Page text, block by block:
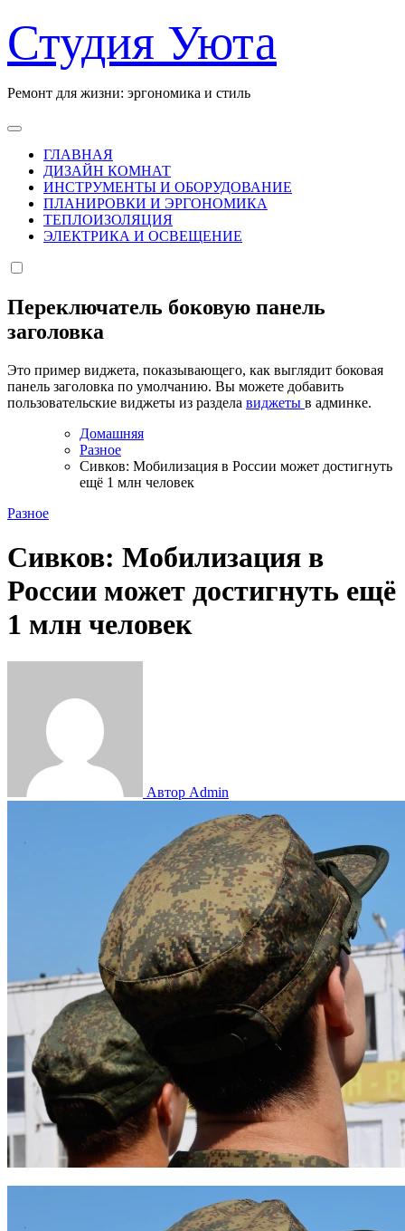
к
содержанию
Студия Уюта
Ремонт для жизни: эргономика и стиль
ГЛАВНАЯ
ДИЗАЙН КОМНАТ
ИНСТРУМЕНТЫ И ОБОРУДОВАНИЕ
ПЛАНИРОВКИ И ЭРГОНОМИКА
ТЕПЛОИЗОЛЯЦИЯ
ЭЛЕКТРИКА И ОСВЕЩЕНИЕ
Переключатель боковую панель
заголовка
Это пример виджета, показывающего, как выглядит боковая
панель заголовка по умолчанию. Вы можете добавить
пользовательские виджеты из раздела виджеты в админке.
Домашняя
Разное
Сивков: Мобилизация в России может достигнуть
ещё 1 млн человек
Разное
Сивков: Мобилизация в
России может достигнуть ещё
1 млн человек
Автор Admin